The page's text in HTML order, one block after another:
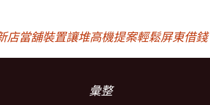
店當舖裝置讓堆高機提案輕鬆屏東借錢
彙整